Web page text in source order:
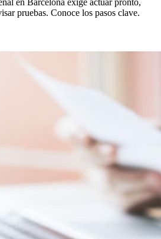
pruebas. Conoce los pasos clave.